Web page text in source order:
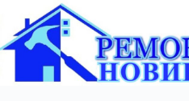
вмісту